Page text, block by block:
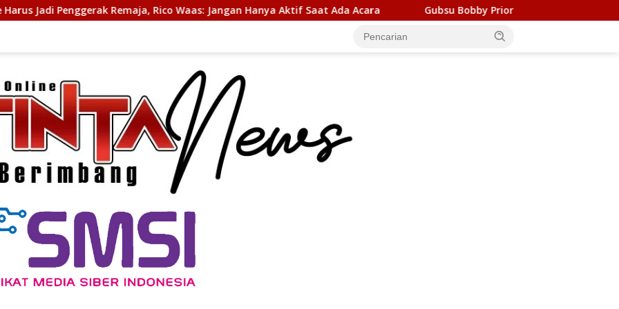
Rico Waas: Jangan Hanya Aktif Saat Ada Acara Gubsu Bobby Prioritaskan Infrastruktur Nias Utara, Jalan